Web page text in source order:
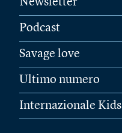
Newsletter
Podcast
Savage love
Ultimo numero
Internazionale Kids